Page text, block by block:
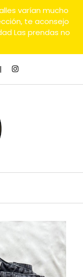
varían mucho
te aconsejo
Las prendas no